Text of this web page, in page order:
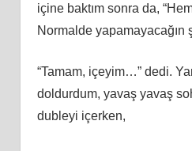
içine baktım sonra da,
Normalde yapamayacağın
“Tamam, içeyim…” dedi.
doldurdum, yavaş yavaş
dubleyi içerken,